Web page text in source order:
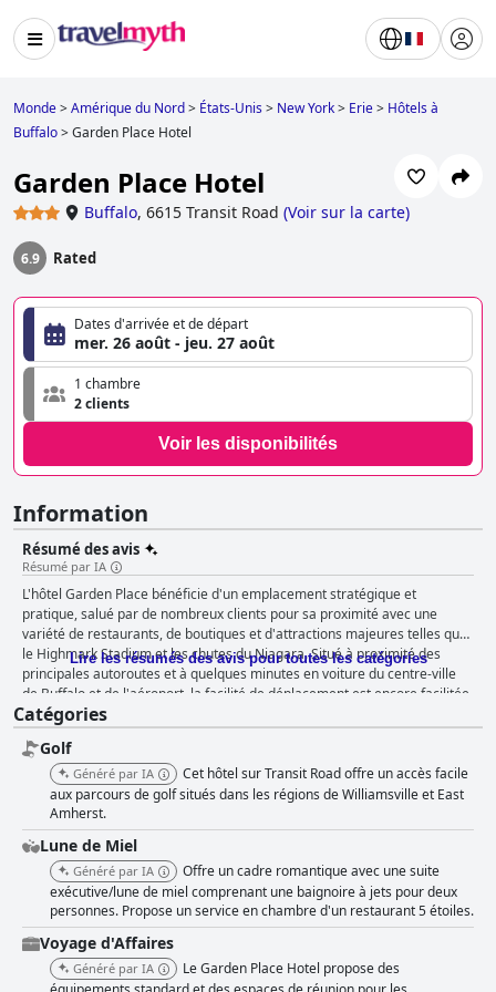
Monde>Amérique du Nord> États-Unis> New York> Erie> Hôtels à
Buffalo>Garden Place Hotel
Garden Place Hotel
Buffalo, 6615 Transit Road (Voir sur la carte)
6.9 Rated
Dates d'arrivée et de départ
mer. 26 août - jeu. 27 août
1 chambre
2 clients
Voir les disponibilités
Information
Résumé des avis
Résumé par IA
L'hôtel Garden Place bénéficie d'un emplacement stratégique et
pratique, salué par de nombreux clients pour sa proximité avec une
variété de restaurants, de boutiques et d'attractions majeures telles que
le Highmark Stadium et les chutes du Niagara. Situé à proximité des
principales autoroutes et à quelques minutes en voiture du centre-ville
de Buffalo et de l'aéroport, la facilité de déplacement est encore facilitée
par un service de navette gratuit. Le bel extérieur de l'hôtel et ses
chambres charmantes et bien entretenues ajoutent à son attrait, en
faisant un lieu de séjour idéal pour les courts et longs séjours.
Cependant, l'expérience du petit-déjeuner à l'hôtel laisse souvent les
clients sur leur faim. Beaucoup ont été déçus par l'absence de petit-
déjeuner gratuit et par les offres limitées, qui se composaient
principalement d'articles continentaux de base. La nostalgie du buffet
chaud d'avant la pandémie est palpable, l'organisation actuelle du petit-
déjeuner étant jugée lourde et décevante. Malgré cela, la gentillesse du
personnel du café du petit-déjeuner est un aspect positif notable. Les
expériences de dîner ont tendance à être plus favorables, de nombreux
clients appréciant les délicieux repas des restaurants adjacents et
proches et appréciant la qualité du service en chambre. Néanmoins,
certains ont trouvé la nourriture chère et ont eu des problèmes avec le
Lire les résumés des avis pour toutes les catégories
Catégories
Golf
Généré par IA
Cet hôtel sur Transit Road offre un accès facile
aux parcours de golf situés dans les régions de Williamsville et East
Amherst.
Lune de Miel
Généré par IA
Offre un cadre romantique avec une suite
exécutive/lune de miel comprenant une baignoire à jets pour deux
personnes. Propose un service en chambre d'un restaurant 5 étoiles.
Voyage d'Affaires
Généré par IA
Le Garden Place Hotel propose des